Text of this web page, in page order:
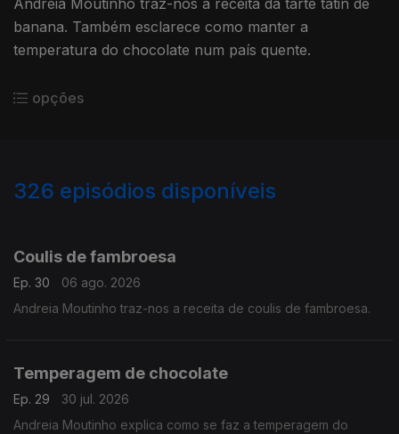
Andreia Moutinho traz-nos a receita da tarte tatin de
banana. Também esclarece como manter a
temperatura do chocolate num país quente.
opções
326 episódios disponíveis
Coulis de fambroesa
Ep. 30
06 ago. 2026
Andreia Moutinho traz-nos a receita de coulis de fambroesa.
Temperagem de chocolate
Ep. 29
30 jul. 2026
Andreia Moutinho explica como se faz a temperagem do